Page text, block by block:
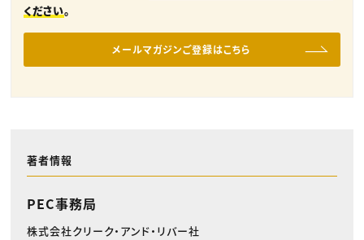
ください。
メールマガジンご登録はこちら
著者情報
PEC事務局
株式会社クリーク・アンド・リバー社